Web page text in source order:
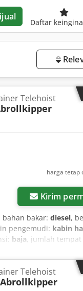
Daftar
Telehoist
harga tetap
Kirim
bahan bakar: diesel,
pengemudi: kabin
baja, jumlah
Rem
non-rokok,
sistem start-stop,
Telehoist
Abrollkipper